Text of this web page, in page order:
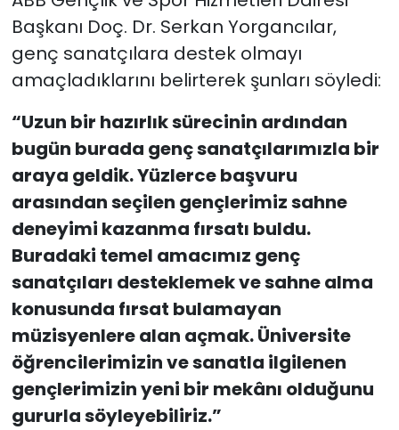
Başkanı Doç. Dr. Serkan Yorgancılar,
genç sanatçılara destek olmayı
amaçladıklarını belirterek şunları söyledi:
“Uzun bir hazırlık sürecinin ardından
bugün burada genç sanatçılarımızla bir
araya geldik. Yüzlerce başvuru
arasından seçilen gençlerimiz sahne
deneyimi kazanma fırsatı buldu.
Buradaki temel amacımız genç
sanatçıları desteklemek ve sahne alma
konusunda fırsat bulamayan
müzisyenlere alan açmak. Üniversite
öğrencilerimizin ve sanatla ilgilenen
gençlerimizin yeni bir mekânı olduğunu
gururla söyleyebiliriz.”